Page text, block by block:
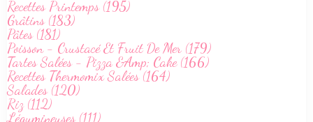
Recettes Printemps (195)
Grâtins (183)
Pâtes (181)
Poisson - Crustacé Et Fruit De Mer (179)
Tartes Salées - Pizza &Amp; Cake (166)
Recettes Thermomix Salées (164)
Salades (120)
Riz (112)
Légumineuses (111)